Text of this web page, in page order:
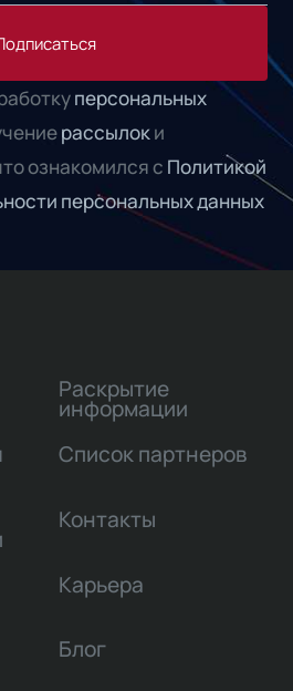
персональных
рассылоки
ознакомился с Политикой
персональных данных
Раскрытие
информации
Список партнеров
Контакты
Карьера
Блог